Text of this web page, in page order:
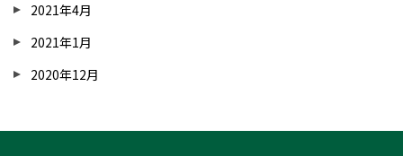
2021年4月
2021年1月
2020年12月